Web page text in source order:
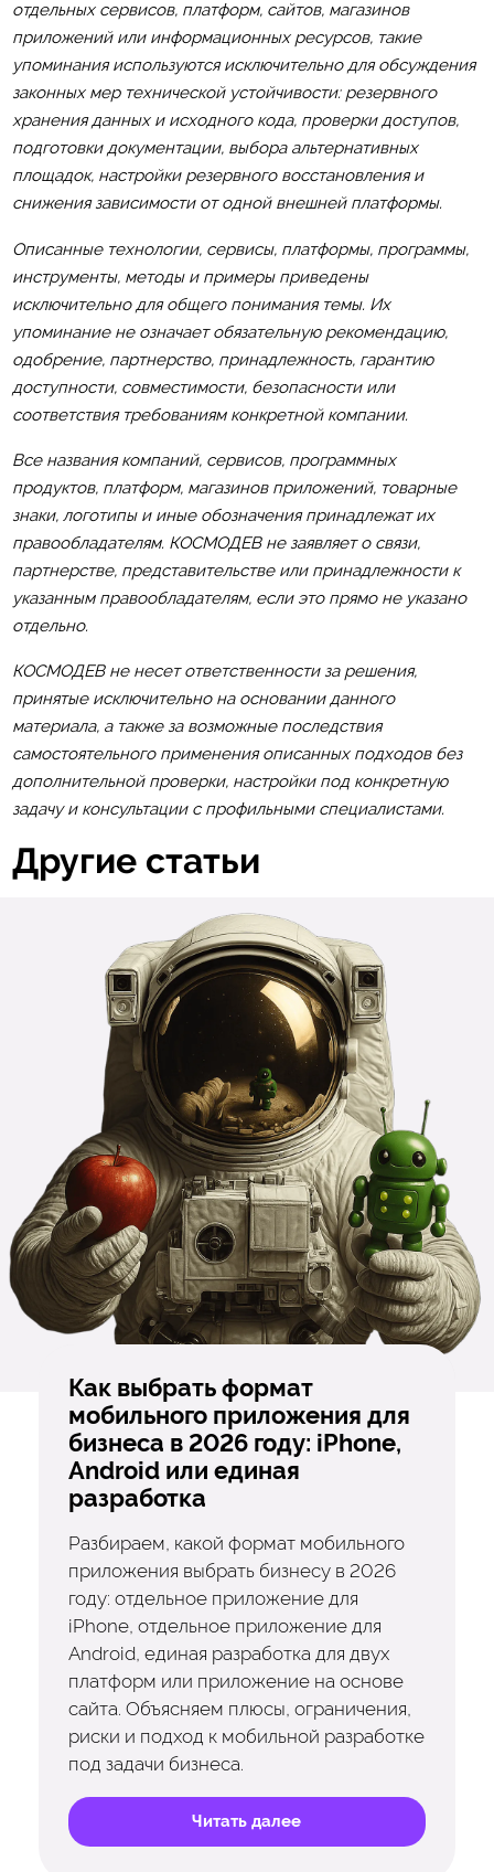
отдельных сервисов, платформ, сайтов, магазинов
приложений или информационных ресурсов, такие
упоминания используются исключительно для обсуждения
законных мер технической устойчивости: резервного
хранения данных и исходного кода, проверки доступов,
подготовки документации, выбора альтернативных
площадок, настройки резервного восстановления и
снижения зависимости от одной внешней платформы.
Описанные технологии, сервисы, платформы, программы,
инструменты, методы и примеры приведены
исключительно для общего понимания темы. Их
упоминание не означает обязательную рекомендацию,
одобрение, партнерство, принадлежность, гарантию
доступности, совместимости, безопасности или
соответствия требованиям конкретной компании.
Все названия компаний, сервисов, программных
продуктов, платформ, магазинов приложений, товарные
знаки, логотипы и иные обозначения принадлежат их
правообладателям. КОСМОДЕВ не заявляет о связи,
партнерстве, представительстве или принадлежности к
указанным правообладателям, если это прямо не указано
отдельно.
КОСМОДЕВ не несет ответственности за решения,
принятые исключительно на основании данного
материала, а также за возможные последствия
самостоятельного применения описанных подходов без
дополнительной проверки, настройки под конкретную
задачу и консультации с профильными специалистами.
Другие статьи
Как выбрать формат
мобильного приложения для
бизнеса в 2026 году: iPhone,
Android или единая
разработка
Разбираем, какой формат мобильного
приложения выбрать бизнесу в 2026
году: отдельное приложение для
iPhone, отдельное приложение для
Android, единая разработка для двух
платформ или приложение на основе
сайта. Объясняем плюсы, ограничения,
риски и подход к мобильной разработке
под задачи бизнеса.
Читать далее